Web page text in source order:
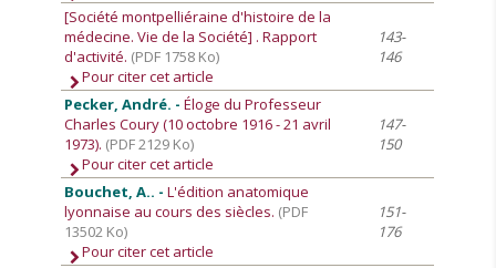
[Société montpelliéraine d'histoire de la
médecine. Vie de la Société] . Rapport
d'activité. (PDF 1758 Ko)
Pour citer cet article
143-
146
Pecker, André. -Éloge du Professeur
Charles Coury (10 octobre 1916 - 21 avril
1973). (PDF 2129 Ko)
Pour citer cet article
147-
150
Bouchet, A.. -L'édition anatomique
lyonnaise au cours des siècles. (PDF
13502 Ko)
Pour citer cet article
151-
176